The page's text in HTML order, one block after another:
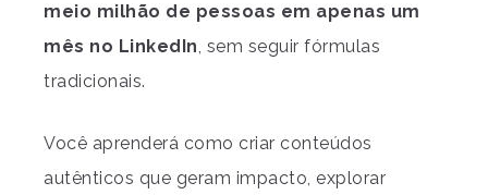
meio milhão de pessoas em apenas um
mês no LinkedIn, sem seguir fórmulas
tradicionais.
Você aprenderá como criar conteúdos
autênticos que geram impacto, explorar